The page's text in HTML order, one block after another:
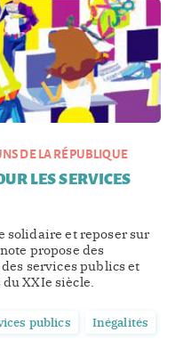
DE LA RÉPUBLIQUE
LES SERVICES
solidaire et reposer sur
propose des
services publics et
XXIe siècle.
publics Inégalités